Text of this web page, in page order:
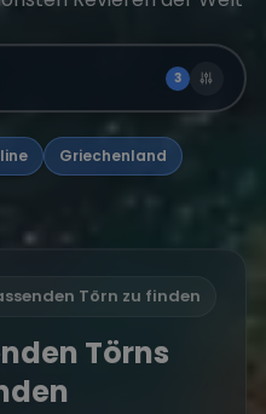
3
Griechenland
Törn zu finden
Törns